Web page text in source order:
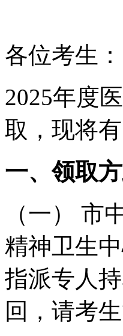
各位考生：
2025年度
取，现将
一、领取
（一） 市
精神卫生
指派专人
回，请考